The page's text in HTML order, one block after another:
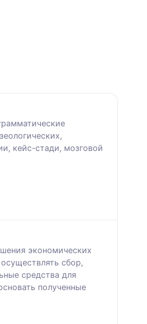
кейс-стади, мозговой
экономических
сбор,
средства для
полученные